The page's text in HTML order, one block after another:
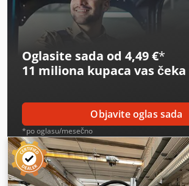
Oglasite sada od 4,49 €*
11 miliona kupaca vas čeka
Objavite oglas sada
*po oglasu/mesečno